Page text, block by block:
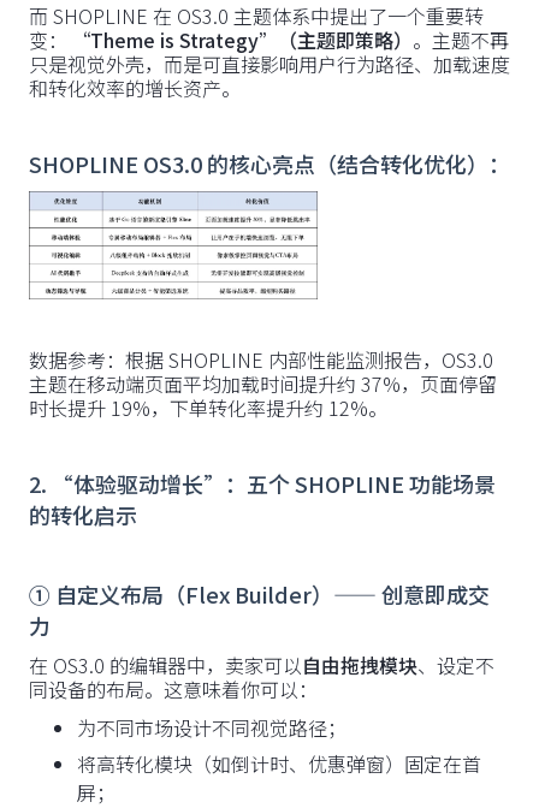
而 SHOPLINE 在 OS3.0 主题体系中提出了一个重要转
变：
“Theme is Strategy”（主题即策略） 。主题不再
只是视觉外壳，而是可直接影响用户行为路径、加载速度
和转化效率的增长资产。
SHOPLINE OS3.0 的核心亮点（结合转化优化）：
数据参考：根据 SHOPLINE 内部性能监测报告，OS3.0
主题在移动端页面平均加载时间提升约 37%，页面停留
时长提升 19%，下单转化率提升约 12%。
2. “体验驱动增长”：五个 SHOPLINE 功能场景
的转化启示
① 自定义布局（Flex Builder）—— 创意即成交
力
在 OS3.0 的编辑器中，卖家可以自由拖拽模块、设定不
同设备的布局。这意味着你可以：
为不同市场设计不同视觉路径；
将高转化模块（如倒计时、优惠弹窗）固定在首
屏；